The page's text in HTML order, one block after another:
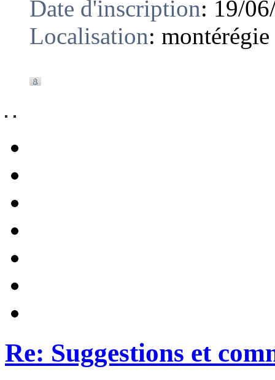
Date d'inscription: 19/
Localisation: montérégie
Re: Suggestions et